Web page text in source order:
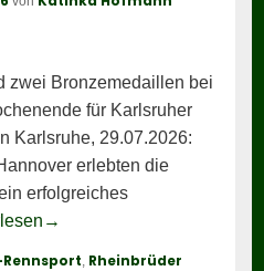
zwei Bronzemedaillen bei
für Karlsruher
Karlsruhe, 29.07.2026:
erlebten die
erfolgreiches
Rheinbrüder Karlsruhe
→
, Rheinbrüder